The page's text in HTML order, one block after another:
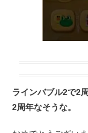
ラインバブル2で2
2周年なそうな。